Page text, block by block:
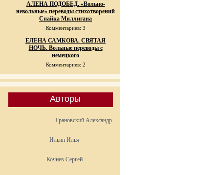
АЛЕНА ПОДОБЕД. «Вольно-
невольные» переводы стихотворений
Спайка Миллигана
Комментариев: 3
ЕЛЕНА САМКОВА. СВЯТАЯ
НОЧЬ. Вольные переводы с
немецкого
Комментариев: 2
Авторы
Грановский Александр
Ильин Илья
Кочнев Сергей